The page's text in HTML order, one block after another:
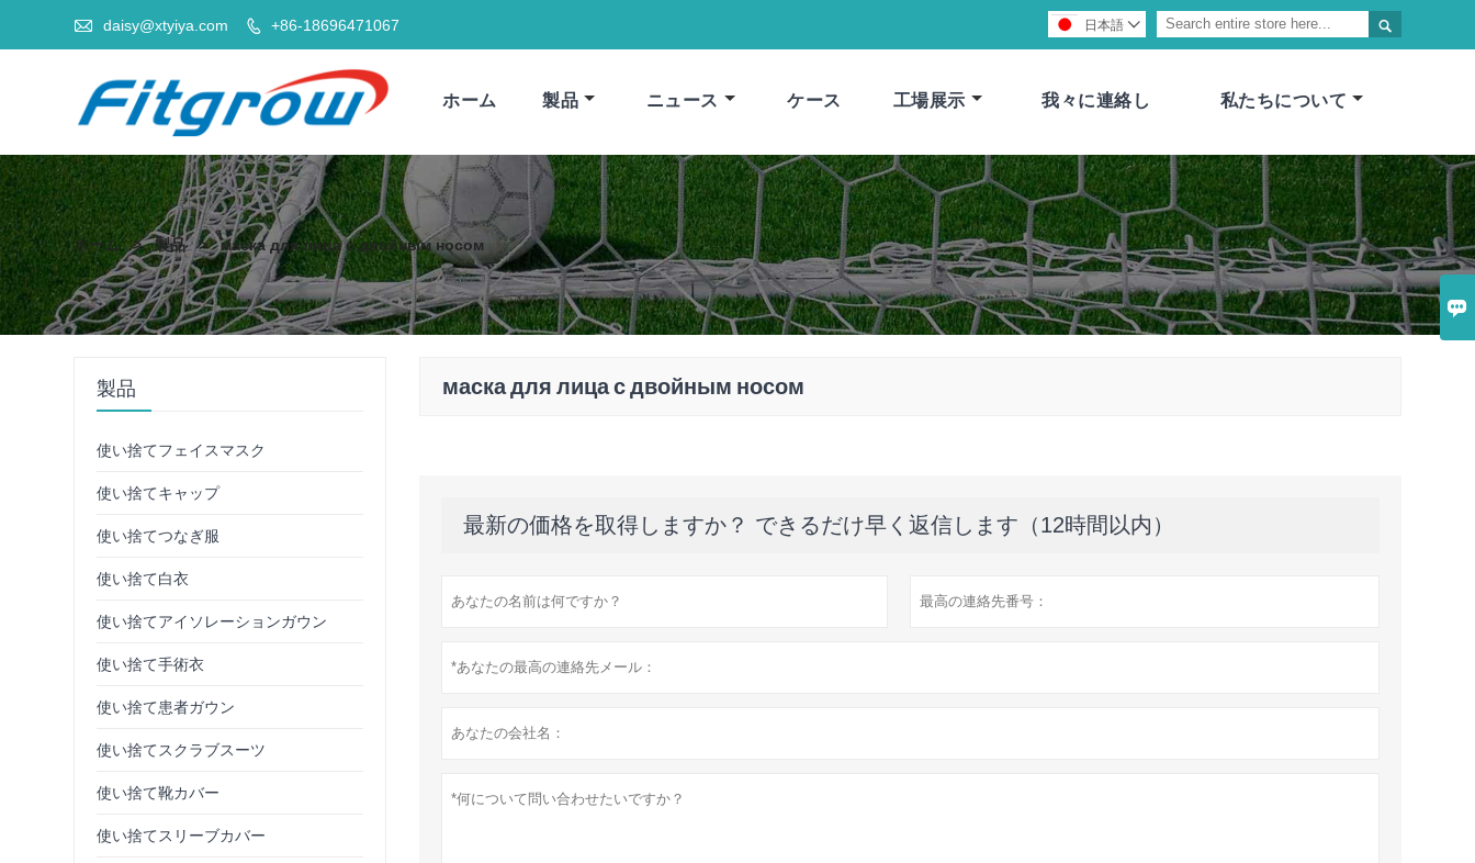

 daisy@xtyiya.com  +86-18696471067 
日本語 
ホーム 製品 ニュース ケース 工場展示 我々に連絡し 私たちについて
ホーム > 製品 > маска для лица с двойным носом
маска для лица с двойным носом
最新の価格を取得しますか？ できるだけ早く返信します（12時間以内）
製品
使い捨てフェイスマスク
使い捨てキャップ
使い捨てつなぎ服
使い捨て白衣
使い捨てアイソレーションガウン
使い捨て手術衣
使い捨て患者ガウン
使い捨てスクラブスーツ
使い捨て靴カバー
使い捨てスリーブカバー